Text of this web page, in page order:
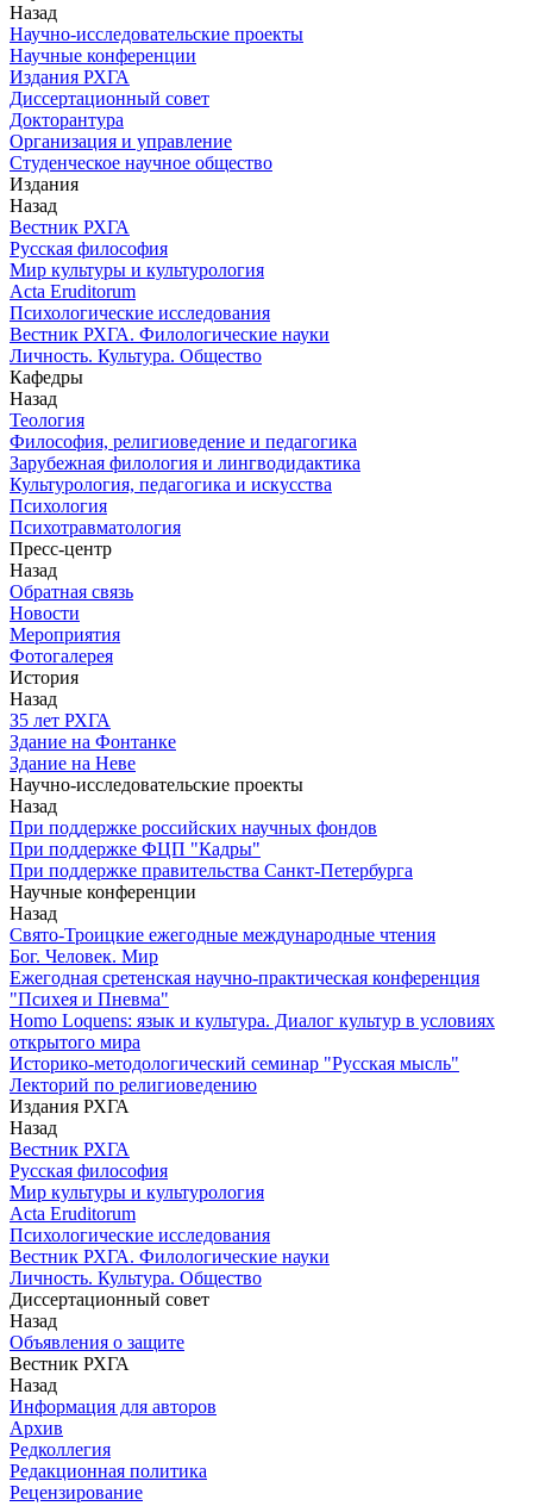
Назад
Научно-исследовательские проекты
Научные конференции
Издания РХГА
Диссертационный совет
Докторантура
Организация и управление
Студенческое научное общество
Издания
Назад
Вестник РХГА
Русская философия
Мир культуры и культурология
Acta Eruditorum
Психологические исследования
Вестник РХГА. Филологические науки
Личность. Культура. Общество
Кафедры
Назад
Теология
Философия, религиоведение и педагогика
Зарубежная филология и лингводидактика
Культурология, педагогика и искусства
Психология
Психотравматология
Пресс-центр
Назад
Обратная связь
Новости
Мероприятия
Фотогалерея
История
Назад
З5 лет РХГА
Здание на Фонтанке
Здание на Неве
Научно-исследовательские проекты
Назад
При поддержке российских научных фондов
При поддержке ФЦП "Кадры"
При поддержке правительства Санкт-Петербурга
Научные конференции
Назад
Свято-Троицкие ежегодные международные чтения
Бог. Человек. Мир
Ежегодная сретенская научно-практическая конференция
"Психея и Пневма"
Homo Loquens: язык и культура. Диалог культур в условиях
открытого мира
Историко-методологический семинар "Русская мысль"
Лекторий по религиоведению
Издания РХГА
Назад
Вестник РХГА
Русская философия
Мир культуры и культурология
Acta Eruditorum
Психологические исследования
Вестник РХГА. Филологические науки
Личность. Культура. Общество
Диссертационный совет
Назад
Объявления о защите
Вестник РХГА
Назад
Информация для авторов
Архив
Редколлегия
Редакционная политика
Рецензирование